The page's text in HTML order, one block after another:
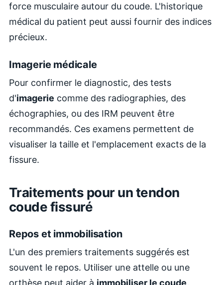
force musculaire autour du coude. L'historique
médical du patient peut aussi fournir des indices
précieux.
Imagerie médicale
Pour confirmer le diagnostic, des tests
d'imagerie comme des radiographies, des
échographies, ou des IRM peuvent être
recommandés. Ces examens permettent de
visualiser la taille et l'emplacement exacts de la
fissure.
Traitements pour un tendon
coude fissuré
Repos et immobilisation
L'un des premiers traitements suggérés est
souvent le repos. Utiliser une attelle ou une
orthèse peut aider à immobiliser le coude,